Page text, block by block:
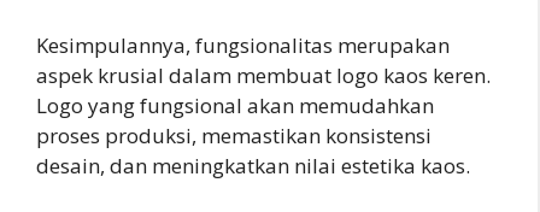
Kesimpulannya, fungsionalitas merupakan
aspek krusial dalam membuat logo kaos keren.
Logo yang fungsional akan memudahkan
proses produksi, memastikan konsistensi
desain, dan meningkatkan nilai estetika kaos.